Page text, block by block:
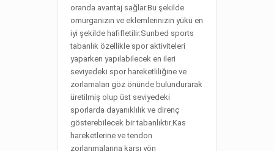
oranda avantaj sağlar.Bu şekilde
omurganızın ve eklemlerinizin yükü en
iyi şekilde hafifletilir.Sunbed sports
tabanlık özellikle spor aktiviteleri
yaparken yapılabilecek en ileri
seviyedeki spor hareketliliğine ve
zorlamaları göz önünde bulundurarak
üretilmiş olup üst seviyedeki
sporlarda dayanıklılık ve direnç
gösterebilecek bir tabanlıktır.Kas
hareketlerine ve tendon
zorlanmalarına karşı yön